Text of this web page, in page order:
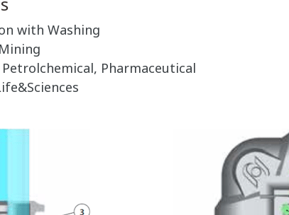
with Washing
Pharmaceutical